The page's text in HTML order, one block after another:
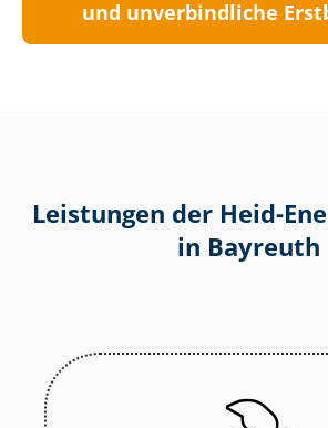
und unverbindliche
Leistungen der Heid-
in Bayreuth